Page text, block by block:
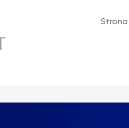
Strona